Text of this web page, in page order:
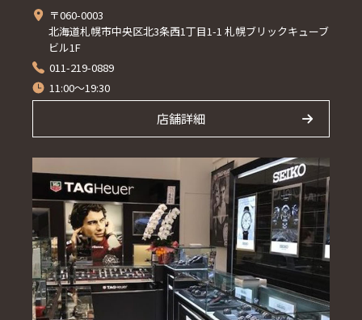
〒060-0003
北海道札幌市中央区北3条西1丁目1-1 札幌ブリックキューブ
ビル1F
011-219-0889
11:00～19:30
店舗詳細